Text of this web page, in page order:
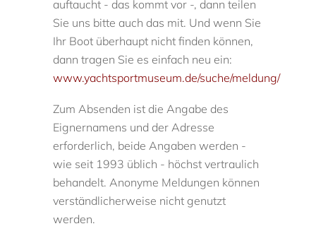
auftaucht - das kommt vor -, dann teilen
Sie uns bitte auch das mit. Und wenn Sie
Ihr Boot überhaupt nicht finden können,
dann tragen Sie es einfach neu ein:
www.yachtsportmuseum.de/suche/meldung/
Zum Absenden ist die Angabe des
Eignernamens und der Adresse
erforderlich, beide Angaben werden -
wie seit 1993 üblich - höchst vertraulich
behandelt. Anonyme Meldungen können
verständlicherweise nicht genutzt
werden.